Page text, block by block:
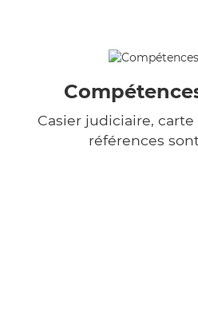
Casier judiciaire,
références